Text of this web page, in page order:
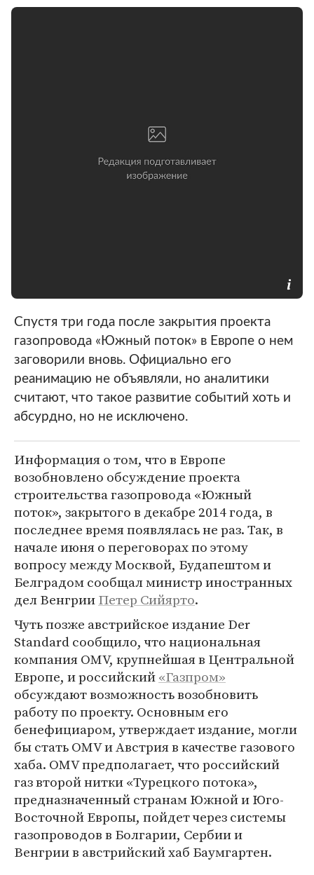
Спустя три года после закрытия проекта
газопровода «Южный поток» в Европе о нем
заговорили вновь. Официально его
реанимацию не объявляли, но аналитики
считают, что такое развитие событий хоть и
абсурдно, но не исключено.
Информация о том, что в Европе
возобновлено обсуждение проекта
строительства газопровода «Южный
поток», закрытого в декабре 2014 года, в
последнее время появлялась не раз. Так, в
начале июня о переговорах по этому
вопросу между Москвой, Будапештом и
Белградом сообщал министр иностранных
дел ВенгрииПетер Сийярто.
Чуть позже австрийское издание Der
Standard сообщило, что национальная
компания OMV, крупнейшая в Центральной
Европе, и российский«Газпром»
обсуждают возможность возобновить
работу по проекту. Основным его
бенефициаром, утверждает издание, могли
бы стать OMV и Австрия в качестве газового
хаба. OMV предполагает, что российский
‎газ второй нитки «Турецкого потока»,
предназначенный странам Южной и Юго-
Восточной Европы, пойдет через системы
газопроводов в Болгарии, Сербии и
Венгрии в австрийский хаб Баумгартен.